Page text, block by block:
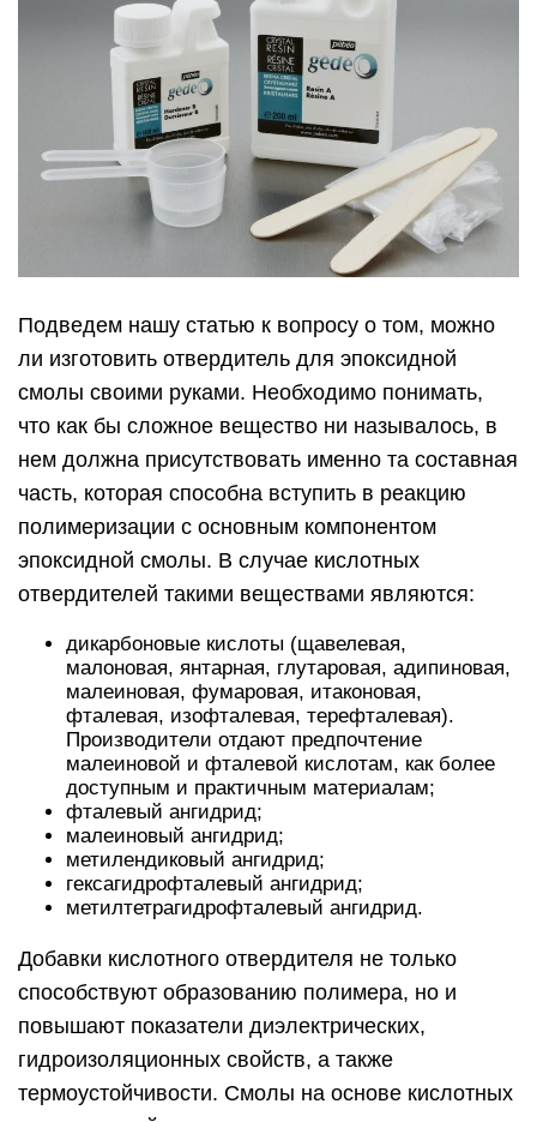
пластиков и для выполнения электрической
изоляции.
Отвердители аминного типа чаще всего
применяются в быту. На их основе наводятся
компаунды и материалы для заливочных работ.
Такие отвердители обладают высокой
прозрачностью и не образуют взвесей. Однако
до отверждения компонент источает ярко
выраженный запах аммиака. К аминным
отвердителям относятся: